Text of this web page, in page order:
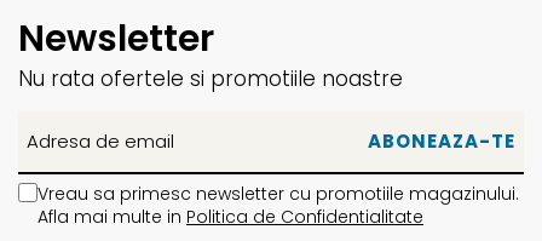
Newsletter
Nu rata ofertele si promotiile noastre
Vreau sa primesc newsletter cu promotiile magazinului.
Afla mai multe in Politica de Confidentialitate